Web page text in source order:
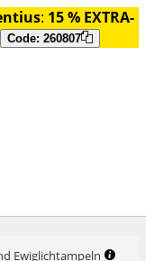
: 15 % EXTRA-
Code: 260807
Ewiglichtampeln